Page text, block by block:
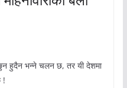
छुन हुदैन भन्ने चलन छ, तर यी देशमा
!